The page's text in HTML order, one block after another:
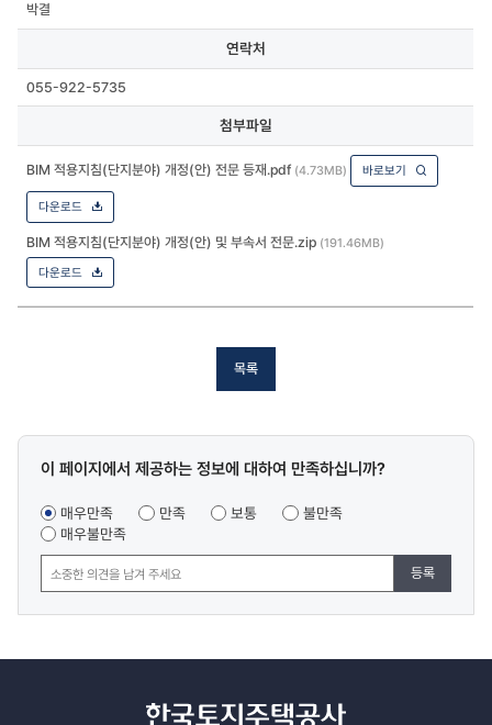
박결
연락처
055-922-5735
첨부파일
BIM 적용지침(단지분야) 개정(안) 전문 등재.pdf (4.73MB) 바로보기
다운로드
BIM 적용지침(단지분야) 개정(안) 및 부속서 전문.zip (191.46MB)
다운로드
목록
콘텐츠
조사
이 페이지에서 제공하는 정보에 대하여 만족하십니까?
매우만족 만족 보통
불만족
매우불만족
등록